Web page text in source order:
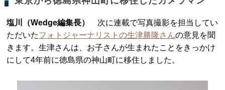
塩川（Wedge編集長）
次に連載で写真撮影を担当してい
ただいたフォトジャーナリストの生津勝隆さんの意見を聞
きます。生津さんは、お子さんが生まれたことをきっかけ
にして4年前に徳島県の神山町に移住しました。